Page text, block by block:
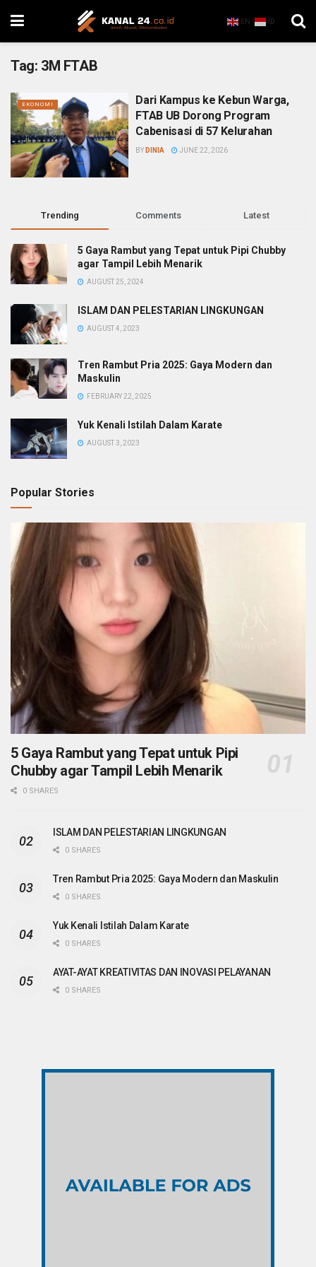
EN ID
Tag: 3M FTAB
EKONOMI
Dari Kampus ke Kebun Warga,
FTAB UB Dorong Program
Cabenisasi di 57 Kelurahan
BY DINIA JUNE 22, 2026
Trending Comments Latest
5 Gaya Rambut yang Tepat untuk Pipi Chubby
agar Tampil Lebih Menarik
AUGUST 25, 2024
ISLAM DAN PELESTARIAN LINGKUNGAN
AUGUST 4, 2023
Tren Rambut Pria 2025: Gaya Modern dan
Maskulin
FEBRUARY 22, 2025
Yuk Kenali Istilah Dalam Karate
AUGUST 3, 2023
Popular Stories
5 Gaya Rambut yang Tepat untuk Pipi
Chubby agar Tampil Lebih Menarik
0 SHARES
ISLAM DAN PELESTARIAN LINGKUNGAN
0 SHARES
Tren Rambut Pria 2025: Gaya Modern dan Maskulin
0 SHARES
Yuk Kenali Istilah Dalam Karate
0 SHARES
AYAT-AYAT KREATIVITAS DAN INOVASI PELAYANAN
0 SHARES